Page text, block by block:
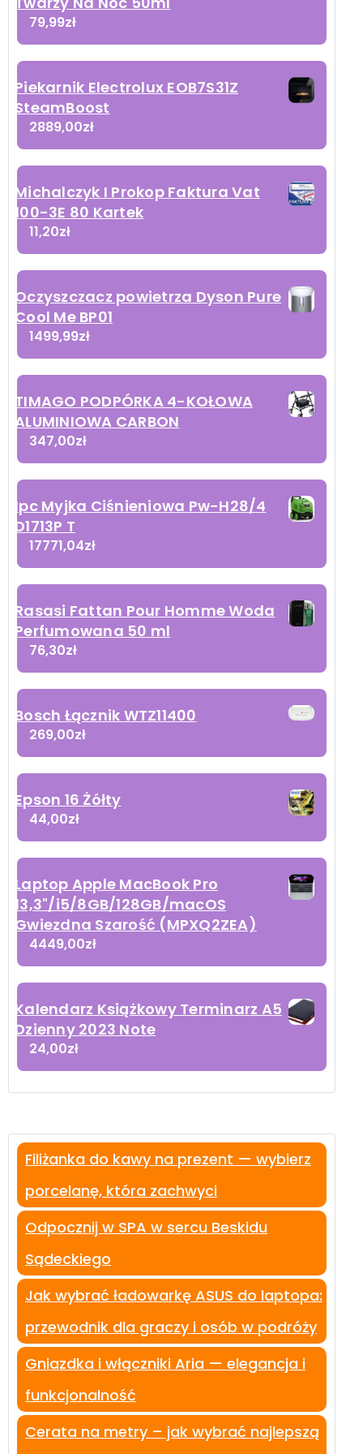
79,99zł
Piekarnik Electrolux EOB7S31Z
SteamBoost
2889,00zł
Michalczyk I Prokop Faktura Vat
100-3E 80 Kartek
11,20zł
Oczyszczacz powietrza Dyson Pure
Cool Me BP01
1499,99zł
TIMAGO PODPÓRKA 4-KOŁOWA
ALUMINIOWA CARBON
347,00zł
Ipc Myjka Ciśnieniowa Pw-H28/4
D1713P T
17771,04zł
Rasasi Fattan Pour Homme Woda
Perfumowana 50 ml
76,30zł
Bosch Łącznik WTZ11400
269,00zł
Epson 16 Żółty
44,00zł
Laptop Apple MacBook Pro
13,3"/i5/8GB/128GB/macOS
Gwiezdna Szarość (MPXQ2ZEA)
4449,00zł
Kalendarz Książkowy Terminarz A5
Dzienny 2023 Note
24,00zł
Filiżanka do kawy na prezent — wybierz
porcelanę, która zachwyci
Odpocznij w SPA w sercu Beskidu
Sądeckiego
Jak wybrać ładowarkę ASUS do laptopa:
przewodnik dla graczy i osób w podróży
Gniazdka i włączniki Aria — elegancja i
funkcjonalność
Cerata na metry – jak wybrać najlepszą